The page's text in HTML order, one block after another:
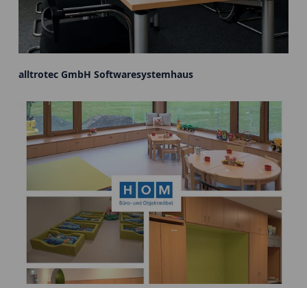
alltrotec GmbH Softwaresystemhaus